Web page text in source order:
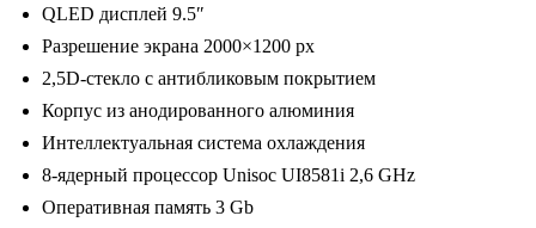
3)
Android
10
2000x1200,
Bluetooth,
wi-
QLED дисплей 9.5″
Разрешение экрана 2000×1200 px
2,5D-стекло с антибликовым покрытием
Корпус из анодированного алюминия
Интеллектуальная система охлаждения
8-ядерный процессор Unisoc UI8581i 2,6 GHz
Оперативная память 3 Gb